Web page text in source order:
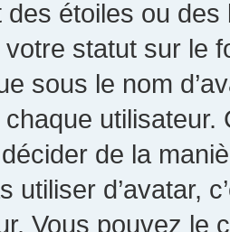
des étoiles ou
statut sur le
sous le nom
utilisateur.
de la
utiliser d’avatar,
Vous pouvez